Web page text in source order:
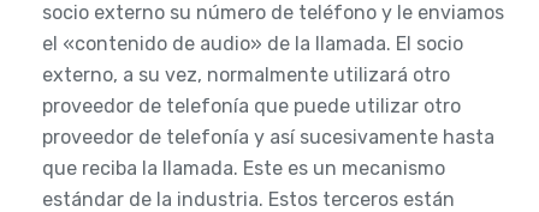
socio externo su número de teléfono y le enviamos
el «contenido de audio» de la llamada. El socio
externo, a su vez, normalmente utilizará otro
proveedor de telefonía que puede utilizar otro
proveedor de telefonía y así sucesivamente hasta
que reciba la llamada. Este es un mecanismo
estándar de la industria. Estos terceros están